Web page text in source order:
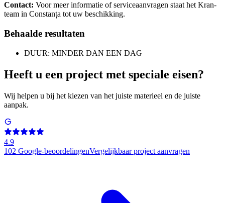
Contact: Voor meer informatie of serviceaanvragen staat het Kran-
team in Constanța tot uw beschikking.
Behaalde resultaten
DUUR: MINDER DAN EEN DAG
Heeft u een project met speciale eisen?
Wij helpen u bij het kiezen van het juiste materieel en de juiste
aanpak.
4.9
102 Google-beoordelingenVergelijkbaar project aanvragen